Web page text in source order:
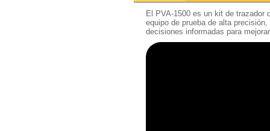
El PVA-1500 es un kit de trazador
equipo de prueba de alta
decisiones informadas para